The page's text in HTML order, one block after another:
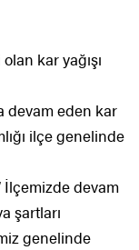
kar yağışı
devam eden kar
ilçe genelinde
İlçemizde devam
şartları
genelinde